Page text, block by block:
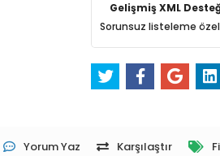
Gelişmiş XML
Sorunsuz listeleme
Yorum Yaz Karşılaştır